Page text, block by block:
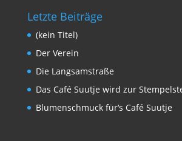
Letzte Beiträge
(kein Titel)
Der Verein
Die Langsamstraße
Das Café Suutje wird zur
Blumenschmuck für‘s Café Suutje